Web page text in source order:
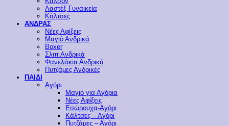
Λαστέξ Γυναικεία
Κάλτσες
ΑΝΔΡΑΣ
Νέες Αφίξεις
Μαγιό Ανδρικά
Boxer
Σλιπ Ανδρικά
Φανελάκια Ανδρικά
Πυτζάμες Ανδρικές
ΠΑΙΔΙ
Αγόρι
Μαγιό για Αγόρια
Νέες Αφίξεις
Εσώρουχα-Αγόρι
Κάλτσες – Αγόρι
Πυτζάμες – Αγόρι